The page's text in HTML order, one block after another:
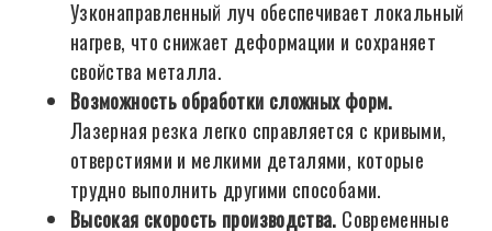
Узконаправленный луч обеспечивает локальный
нагрев, что снижает деформации и сохраняет
свойства металла.
Возможность обработки сложных форм.
Лазерная резка легко справляется с кривыми,
отверстиями и мелкими деталями, которые
трудно выполнить другими способами.
Высокая скорость производства. Современные